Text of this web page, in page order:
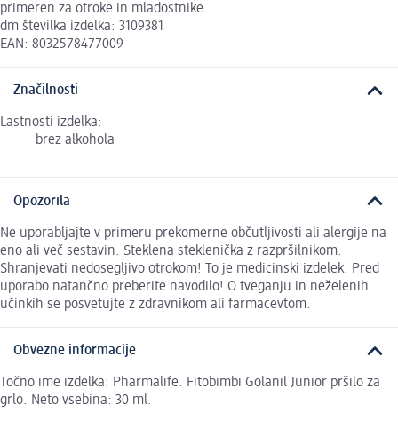
primeren za otroke in mladostnike.
dm številka izdelka: 3109381
EAN: 8032578477009
Značilnosti
Lastnosti izdelka:
brez alkohola
Opozorila
Ne uporabljajte v primeru prekomerne občutljivosti ali alergije na
eno ali več sestavin. Steklena steklenička z razpršilnikom.
Shranjevati nedosegljivo otrokom! To je medicinski izdelek. Pred
uporabo natančno preberite navodilo! O tveganju in neželenih
učinkih se posvetujte z zdravnikom ali farmacevtom.
Obvezne informacije
Točno ime izdelka: Pharmalife. Fitobimbi Golanil Junior pršilo za
grlo. Neto vsebina: 30 ml.